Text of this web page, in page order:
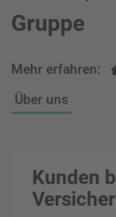
Gruppe
Über uns
Mehr erfahren:
Kunden